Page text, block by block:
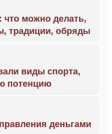
что можно делать,
традиции, обряды
виды спорта,
потенцию
деньгами